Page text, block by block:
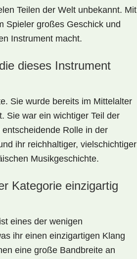
Teilen der Welt unbekannt. Mit
Spieler großes Geschick und
Instrument macht.
dieses Instrument
Sie wurde bereits im Mittelalter
Sie war ein wichtiger Teil der
Rolle in der
ihr reichhaltiger, vielschichtiger
Musikgeschichte.
Kategorie einzigartig
eines der wenigen
ihr einen einzigartigen Klang
eine große Bandbreite an